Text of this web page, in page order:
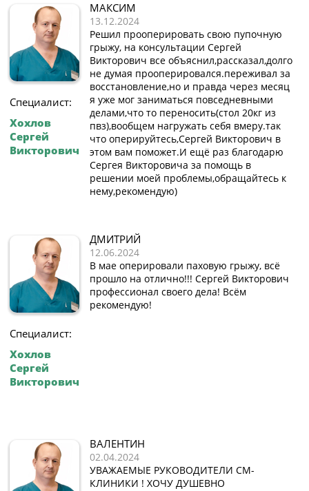
Специалист:
Хохлов
Сергей
Викторович
МАКСИМ
13.12.2024
Решил прооперировать свою пупочную
грыжу, на консультации Сергей
Викторович все объяснил,рассказал,долго
не думая прооперировался.переживал за
восстановление,но и правда через месяц
я уже мог заниматься повседневными
делами,что то переносить(стол 20кг из
пвз),вообщем нагружать себя вмеру.так
что оперируйтесь,Сергей Викторович в
этом вам поможет.И ещё раз благодарю
Сергея Викторовича за помощь в
решении моей проблемы,обращайтесь к
нему,рекомендую)
Специалист:
Хохлов
Сергей
Викторович
ДМИТРИЙ
12.06.2024
В мае оперировали паховую грыжу, всё
прошло на отлично!!! Сергей Викторович
профессионал своего дела! Всём
рекомендую!
ВАЛЕНТИН
02.04.2024
УВАЖАЕМЫЕ РУКОВОДИТЕЛИ СМ-
КЛИНИКИ ! ХОЧУ ДУШЕВНО